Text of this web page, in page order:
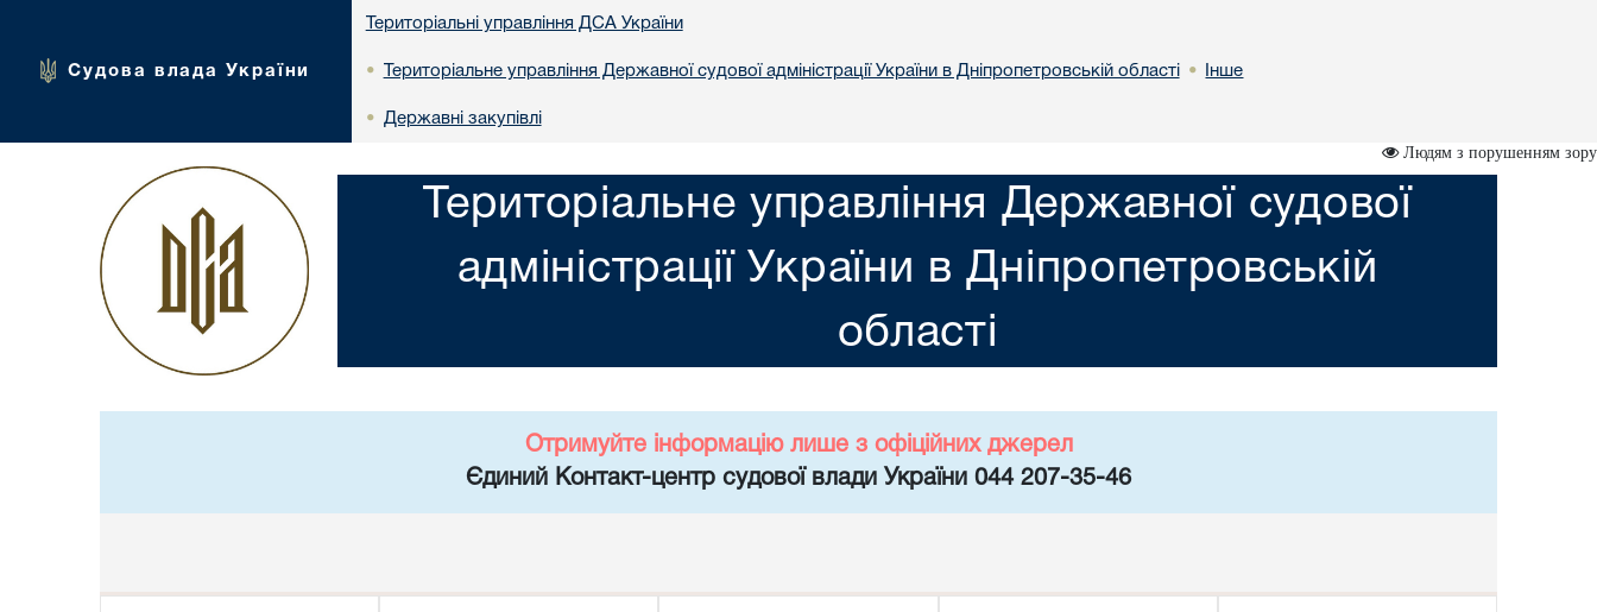
Судова влада України
Територіальні управління ДСА України
• Територіальне управління Державної судової адміністрації України в Днiпропетровській областi • Інше
• Державні закупівлі
Людям з порушенням зору
Територіальне управління Державної судової
адміністрації України в Днiпропетровській
областi
Отримуйте інформацію лише з офіційних джерел
Єдиний Контакт-центр судової влади України 044 207-35-46